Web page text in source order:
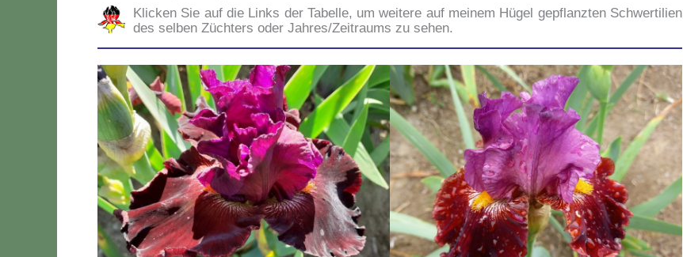
Klic­ken Sie auf die Links der Ta­bel­le, um wei­te­re auf mei­nem Hü­gel ge­p­flanz­ten Sch­wer­ti­lien
des sel­ben Zü­ch­ters oder Jahres/Zeitraums zu se­hen.